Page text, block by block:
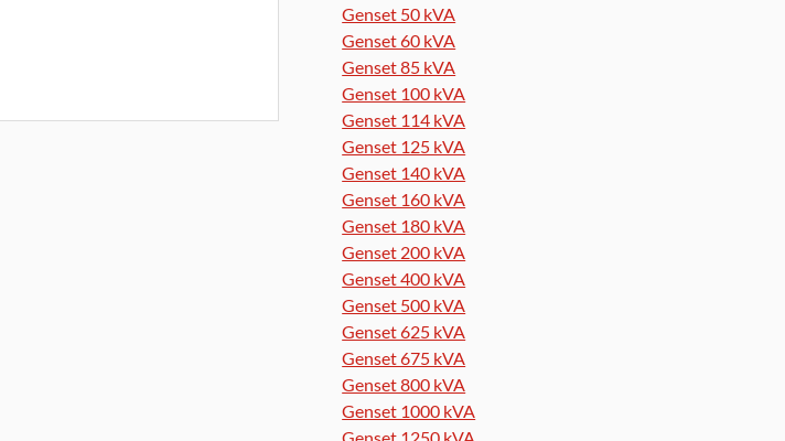
Genset 50 kVA
Genset 60 kVA
Genset 85 kVA
Genset 100 kVA
Genset 114 kVA
Genset 125 kVA
Genset 140 kVA
Genset 160 kVA
Genset 180 kVA
Genset 200 kVA
Genset 400 kVA
Genset 500 kVA
Genset 625 kVA
Genset 675 kVA
Genset 800 kVA
Genset 1000 kVA